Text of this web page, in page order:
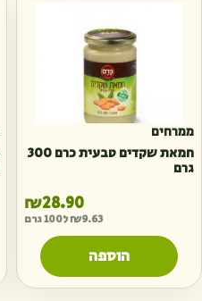
ממרחים
חמאת שקדים טבעית כרם 300
גרם
₪28.90
₪9.63 ל100 גרם
הוספה